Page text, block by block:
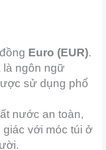
Euro (EUR).
là ngôn ngữ
sử dụng phổ
nước an toàn,
với móc túi ở